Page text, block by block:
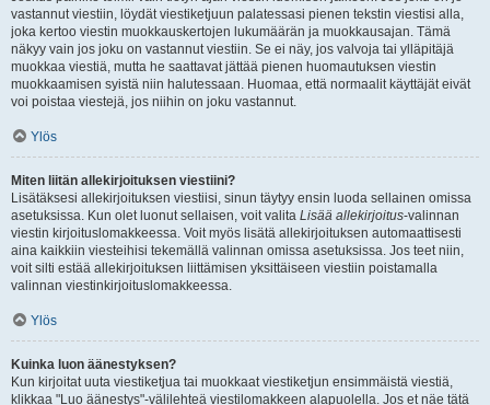
vastannut viestiin, löydät viestiketjuun palatessasi pienen tekstin viestisi alla,
joka kertoo viestin muokkauskertojen lukumäärän ja muokkausajan. Tämä
näkyy vain jos joku on vastannut viestiin. Se ei näy, jos valvoja tai ylläpitäjä
muokkaa viestiä, mutta he saattavat jättää pienen huomautuksen viestin
muokkaamisen syistä niin halutessaan. Huomaa, että normaalit käyttäjät eivät
voi poistaa viestejä, jos niihin on joku vastannut.
Ylös
Miten liitän allekirjoituksen viestiini?
Lisätäksesi allekirjoituksen viestiisi, sinun täytyy ensin luoda sellainen omissa
asetuksissa. Kun olet luonut sellaisen, voit valita Lisää allekirjoitus-valinnan
viestin kirjoituslomakkeessa. Voit myös lisätä allekirjoituksen automaattisesti
aina kaikkiin viesteihisi tekemällä valinnan omissa asetuksissa. Jos teet niin,
voit silti estää allekirjoituksen liittämisen yksittäiseen viestiin poistamalla
valinnan viestinkirjoituslomakkeessa.
Ylös
Kuinka luon äänestyksen?
Kun kirjoitat uuta viestiketjua tai muokkaat viestiketjun ensimmäistä viestiä,
klikkaa "Luo äänestys"-välilehteä viestilomakkeen alapuolella. Jos et näe tätä